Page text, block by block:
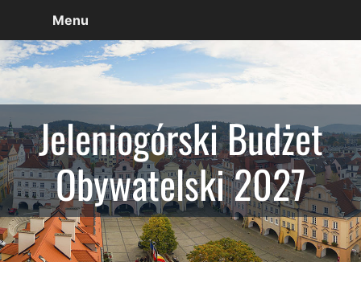
Menu
Jeleniogórski Budżet
Obywatelski 2027